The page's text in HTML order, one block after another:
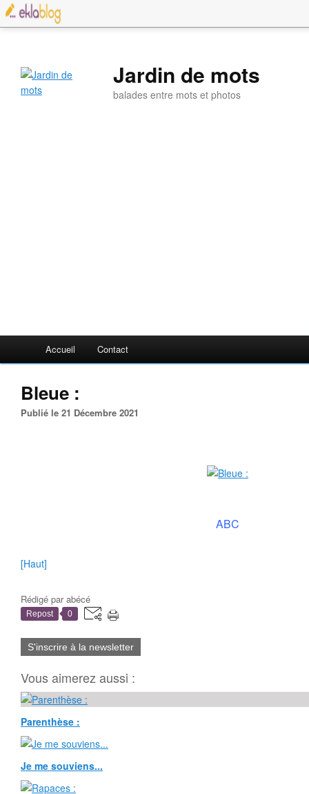
Jardin de mots
balades entre mots et photos
Accueil Contact
Bleue :
Publié le 21 Décembre 2021
ABC
[Haut]
Rédigé parabécé
Repost 0
S'inscrire à la newsletter
Vous aimerez aussi :
Parenthèse :
Je me souviens...